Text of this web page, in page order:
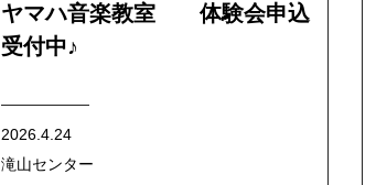
ヤマハ音楽教室 体験会申込
受付中♪
2026.4.24
滝山センター